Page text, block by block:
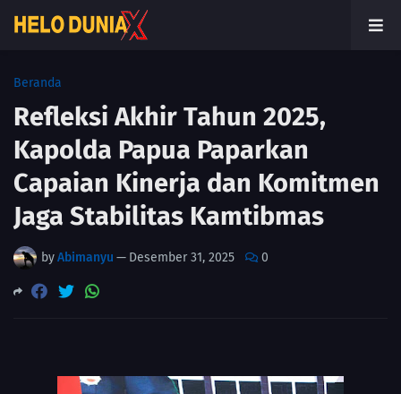
Beranda
Refleksi Akhir Tahun 2025,
Kapolda Papua Paparkan
Capaian Kinerja dan Komitmen
Jaga Stabilitas Kamtibmas
byAbimanyu — Desember 31, 2025 0